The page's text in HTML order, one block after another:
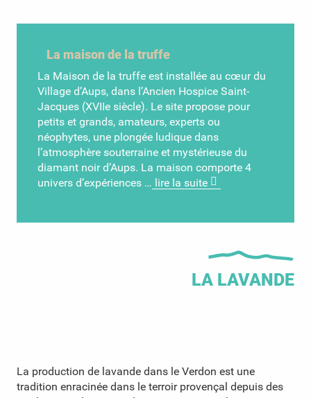
La maison de la truffe
La Maison de la truffe est installée au cœur du
Village d’Aups, dans l’Ancien Hospice Saint-
Jacques (XVIIe siècle). Le site propose pour
petits et grands, amateurs, experts ou
néophytes, une plongée ludique dans
l’atmosphère souterraine et mystérieuse du
diamant noir d’Aups. La maison comporte 4
univers d’expériences … lire la suite
LA LAVANDE
La production de lavande dans le Verdon est une
tradition enracinée dans le terroir provençal depuis des